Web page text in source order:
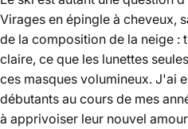
Virages en épingle à cheveux,
de la composition de la neige :
claire, ce que les lunettes
ces masques volumineux. J'ai
débutants au cours de mes
à apprivoiser leur nouvel